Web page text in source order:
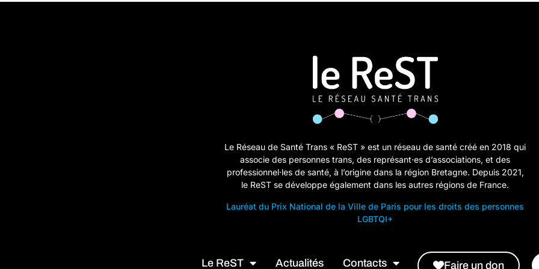
Le Réseau de Santé Trans « ReST » est un réseau de santé créé en 2018 qui
associe des personnes trans, des représant·es d’associations, et des
professionnel·les de santé, à l’origine dans la région Bretagne. Depuis 2021,
le ReST se développe également dans les autres régions de France.
Lauréat du Prix National de la Ville de Paris pour les droits des personnes
LGBTQI+
Le ReST Actualités Contacts Faire un don